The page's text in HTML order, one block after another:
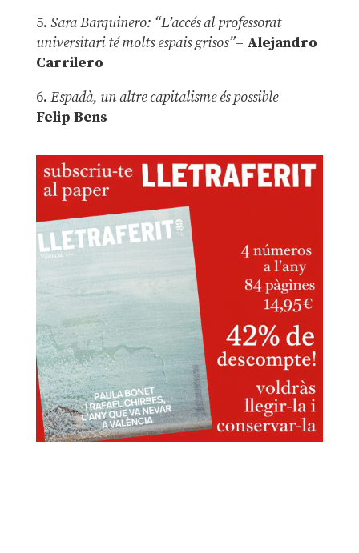
5. Sara Barquinero: “L’accés al professorat
universitari té molts espais grisos”– Alejandro
Carrilero
6. Espadà, un altre capitalisme és possible –
Felip Bens